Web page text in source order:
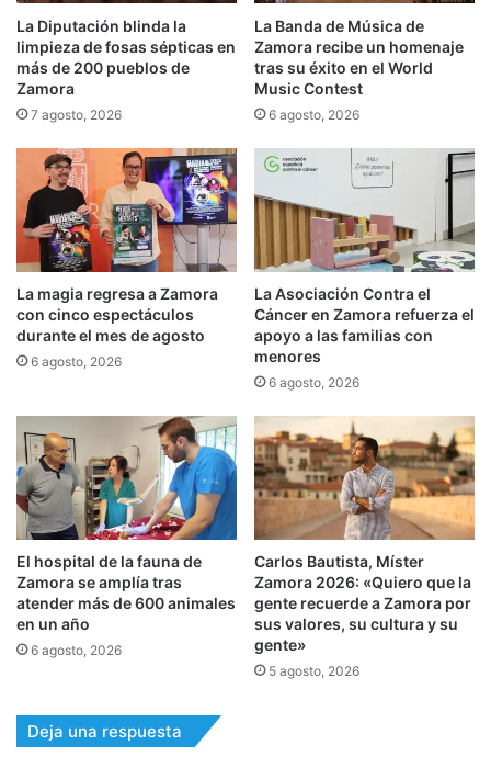
La Diputación blinda la
limpieza de fosas sépticas en
más de 200 pueblos de
Zamora
7 agosto, 2026
La Banda de Música de
Zamora recibe un homenaje
tras su éxito en el World
Music Contest
6 agosto, 2026
La magia regresa a Zamora
con cinco espectáculos
durante el mes de agosto
6 agosto, 2026
La Asociación Contra el
Cáncer en Zamora refuerza el
apoyo a las familias con
menores
6 agosto, 2026
El hospital de la fauna de
Zamora se amplía tras
atender más de 600 animales
en un año
6 agosto, 2026
Carlos Bautista, Míster
Zamora 2026: «Quiero que la
gente recuerde a Zamora por
sus valores, su cultura y su
gente»
5 agosto, 2026
Deja una respuesta